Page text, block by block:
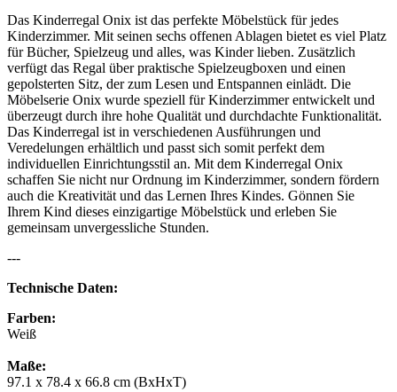
Das Kinderregal Onix ist das perfekte Möbelstück für jedes
Kinderzimmer. Mit seinen sechs offenen Ablagen bietet es viel Platz
für Bücher, Spielzeug und alles, was Kinder lieben. Zusätzlich
verfügt das Regal über praktische Spielzeugboxen und einen
gepolsterten Sitz, der zum Lesen und Entspannen einlädt. Die
Möbelserie Onix wurde speziell für Kinderzimmer entwickelt und
überzeugt durch ihre hohe Qualität und durchdachte Funktionalität.
Das Kinderregal ist in verschiedenen Ausführungen und
Veredelungen erhältlich und passt sich somit perfekt dem
individuellen Einrichtungsstil an. Mit dem Kinderregal Onix
schaffen Sie nicht nur Ordnung im Kinderzimmer, sondern fördern
auch die Kreativität und das Lernen Ihres Kindes. Gönnen Sie
Ihrem Kind dieses einzigartige Möbelstück und erleben Sie
gemeinsam unvergessliche Stunden.
---
Technische Daten:
Farben:
Weiß
Maße:
97.1 x 78.4 x 66.8 cm (BxHxT)